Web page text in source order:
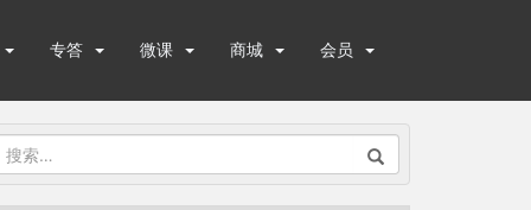
专答 微课 商城 会员
搜
：